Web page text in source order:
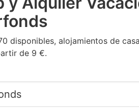
disponibles, alojamientos de
de 9 €.